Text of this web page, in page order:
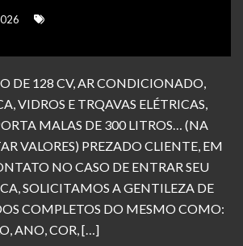
DE 128 CV, AR CONDICIONADO,
VIDROS E TRQAVAS ELÉTRICAS,
MALAS DE 300 LITROS… (NA
VALORES) PREZADO CLIENTE, EM
NO CASO DE ENTRAR SEU
SOLICITAMOS A GENTILEZA DE
COMPLETOS DO MESMO COMO:
ANO, COR, […]